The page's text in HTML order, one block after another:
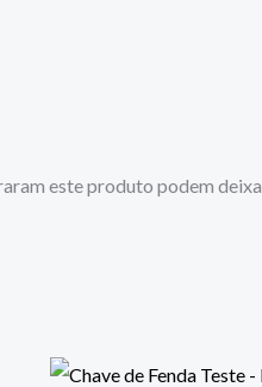
este produto podem